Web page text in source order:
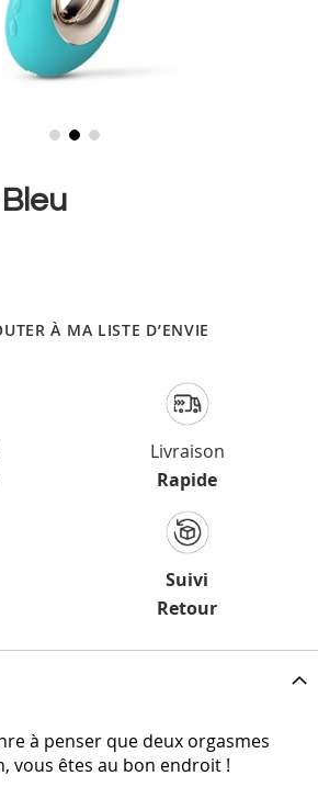
À MA LISTE D’ENVIE
Livraison
Rapide
Suivi
Retour
à penser que deux orgasmes
vous êtes au bon endroit !